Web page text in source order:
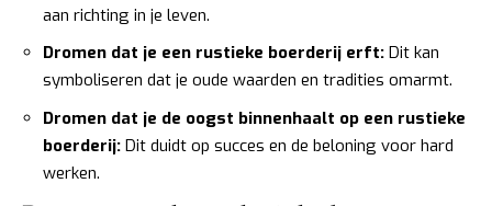
aan richting in je leven.
Dromen dat je een rustieke boerderij erft: Dit kan
symboliseren dat je oude waarden en tradities omarmt.
Dromen dat je de oogst binnenhaalt op een rustieke
boerderij: Dit duidt op succes en de beloning voor hard
werken.